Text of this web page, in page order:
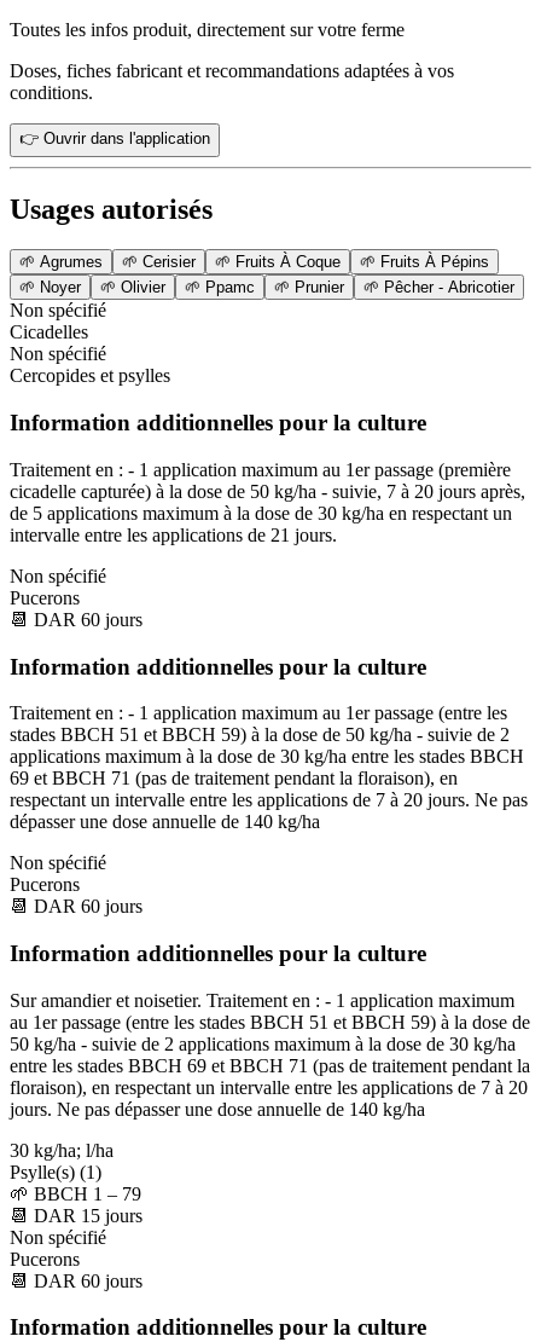
Toutes les infos produit, directement sur votre ferme
Doses, fiches fabricant et recommandations adaptées à vos
conditions.
👉 Ouvrir dans l'application
Usages autorisés
🌱 Agrumes 🌱 Cerisier 🌱 Fruits À Coque 🌱 Fruits À Pépins
🌱 Noyer 🌱 Olivier 🌱 Ppamc 🌱 Prunier 🌱 Pêcher - Abricotier
Non spécifié
Cicadelles
Non spécifié
Cercopides et psylles
Information additionnelles pour la culture
Traitement en : - 1 application maximum au 1er passage (première
cicadelle capturée) à la dose de 50 kg/ha - suivie, 7 à 20 jours après,
de 5 applications maximum à la dose de 30 kg/ha en respectant un
intervalle entre les applications de 21 jours.
Non spécifié
Pucerons
📆 DAR 60 jours
Information additionnelles pour la culture
Traitement en : - 1 application maximum au 1er passage (entre les
stades BBCH 51 et BBCH 59) à la dose de 50 kg/ha - suivie de 2
applications maximum à la dose de 30 kg/ha entre les stades BBCH
69 et BBCH 71 (pas de traitement pendant la floraison), en
respectant un intervalle entre les applications de 7 à 20 jours. Ne pas
dépasser une dose annuelle de 140 kg/ha
Non spécifié
Pucerons
📆 DAR 60 jours
Information additionnelles pour la culture
Sur amandier et noisetier. Traitement en : - 1 application maximum
au 1er passage (entre les stades BBCH 51 et BBCH 59) à la dose de
50 kg/ha - suivie de 2 applications maximum à la dose de 30 kg/ha
entre les stades BBCH 69 et BBCH 71 (pas de traitement pendant la
floraison), en respectant un intervalle entre les applications de 7 à 20
jours. Ne pas dépasser une dose annuelle de 140 kg/ha
30 kg/ha; l/ha
Psylle(s) (1)
🌱 BBCH 1 – 79
📆 DAR 15 jours
Non spécifié
Pucerons
📆 DAR 60 jours
Information additionnelles pour la culture